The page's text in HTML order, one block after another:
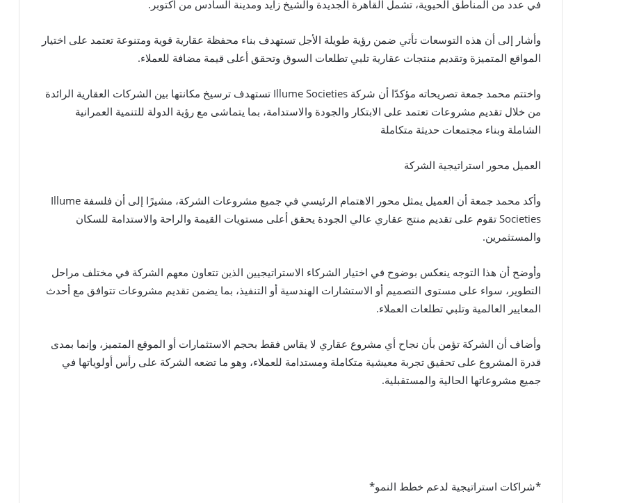
في عدد من المناطق الحيوية، تشمل القاهرة الجديدة والشيخ زايد ومدينة السادس من أكتوبر.
وأشار إلى أن هذه التوسعات تأتي ضمن رؤية طويلة الأجل تستهدف بناء محفظة عقارية قوية ومتنوعة تعتمد على اختيار
المواقع المتميزة وتقديم منتجات عقارية تلبي تطلعات السوق وتحقق أعلى قيمة مضافة للعملاء.
واختتم محمد جمعة تصريحاته مؤكدًا أن شركة Illume Societies تستهدف ترسيخ مكانتها بين الشركات العقارية الرائدة
من خلال تقديم مشروعات تعتمد على الابتكار والجودة والاستدامة، بما يتماشى مع رؤية الدولة للتنمية العمرانية
الشاملة وبناء مجتمعات حديثة متكاملة
العميل محور استراتيجية الشركة
وأكد محمد جمعة أن العميل يمثل محور الاهتمام الرئيسي في جميع مشروعات الشركة، مشيرًا إلى أن فلسفة Illume
Societies تقوم على تقديم منتج عقاري عالي الجودة يحقق أعلى مستويات القيمة والراحة والاستدامة للسكان
والمستثمرين.
وأوضح أن هذا التوجه ينعكس بوضوح في اختيار الشركاء الاستراتيجيين الذين تتعاون معهم الشركة في مختلف مراحل
التطوير، سواء على مستوى التصميم أو الاستشارات الهندسية أو التنفيذ، بما يضمن تقديم مشروعات تتوافق مع أحدث
المعايير العالمية وتلبي تطلعات العملاء.
وأضاف أن الشركة تؤمن بأن نجاح أي مشروع عقاري لا يقاس فقط بحجم الاستثمارات أو الموقع المتميز، وإنما بمدى
قدرة المشروع على تحقيق تجربة معيشية متكاملة ومستدامة للعملاء، وهو ما تضعه الشركة على رأس أولوياتها في
جميع مشروعاتها الحالية والمستقبلية.
*شراكات استراتيجية لدعم خطط النمو*